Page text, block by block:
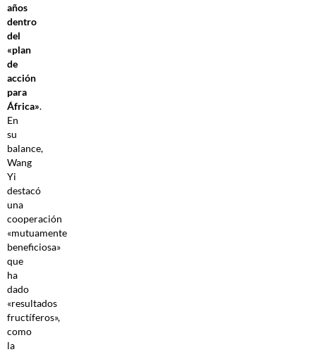
años
dentro
del
«plan
de
acción
para
África».
En
su
balance,
Wang
Yi
destacó
una
cooperación
«mutuamente
beneficiosa»
que
ha
dado
«resultados
fructíferos»,
como
la